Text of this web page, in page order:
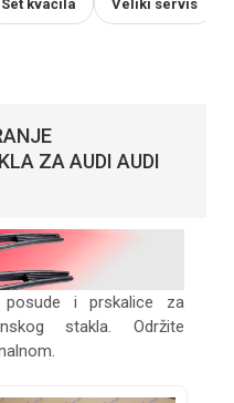
Set kvačila Veliki servis
ZA AUDI AUDI
posude i prskalice za
stakla. Održite